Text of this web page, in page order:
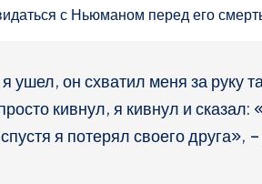
с Ньюманом перед его
ушел, он схватил меня за руку
кивнул, я кивнул и
я потерял своего друга»,